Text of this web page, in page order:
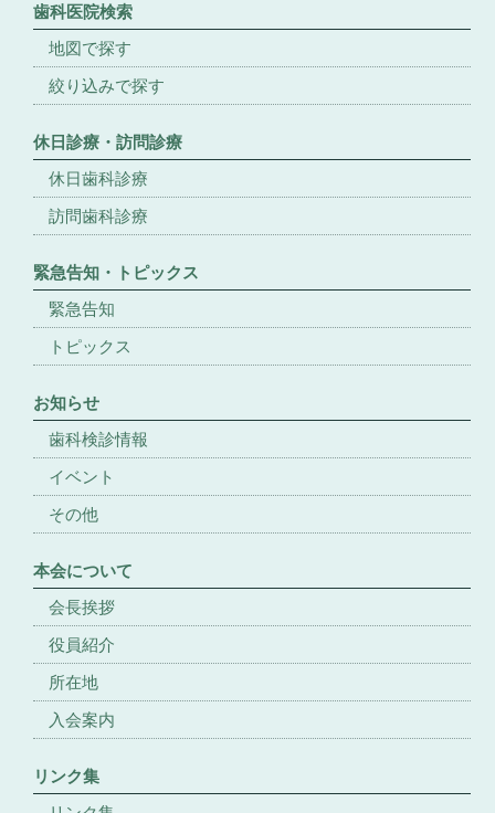
歯科医院検索
地図で探す
絞り込みで探す
休日診療・訪問診療
休日歯科診療
訪問歯科診療
緊急告知・トピックス
緊急告知
トピックス
お知らせ
歯科検診情報
イベント
その他
本会について
会長挨拶
役員紹介
所在地
入会案内
リンク集